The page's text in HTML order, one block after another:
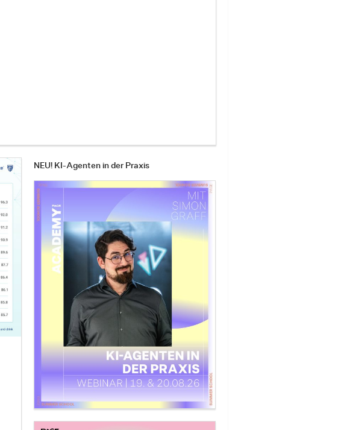
NEU! KI-Agenten in der Praxis